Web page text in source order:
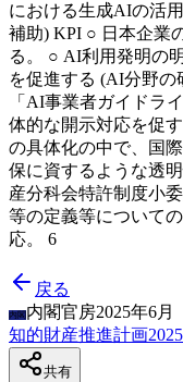
における生成AIの活
補助) KPI ○ 日本企業
る。 ○ AI利用発明の
を促進する (AI分野の
「AI事業者ガイドラ
体的な開示対応を促
の具体化の中で、国
保に資するような透
産分科会特許制度小
等の定義等について
応。 6
戻る
内閣 内閣官房2025年6月
知的財産推進計画2025
共有